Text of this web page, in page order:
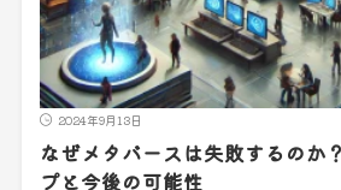
2024年9月13日
なぜメタバースは失敗するのか
プと今後の可能性